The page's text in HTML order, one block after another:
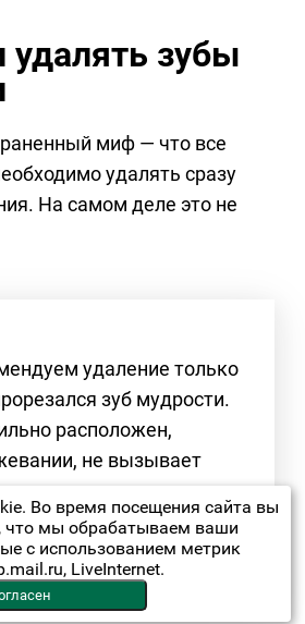
зубы
миф — что все
удалять сразу
На самом деле это не
удаление только
зуб мудрости.
расположен,
не вызывает
можно сохранить», —
Во время посещения сайта вы
что мы обрабатываем ваши
с использованием метрик
LiveInternet.